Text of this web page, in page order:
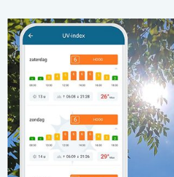
Zonkracht blijft hoog. Ondanks